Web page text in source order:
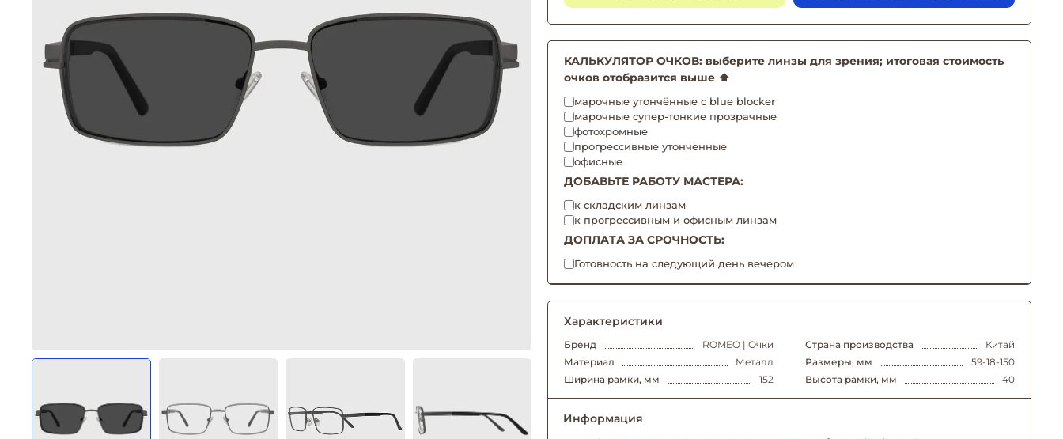
КАЛЬКУЛЯТОР ОЧКОВ: выберите линзы для зрения; итоговая стоимость
очков отобразится выше ⬆️
марочные утончённые с blue blocker
марочные супер-тонкие прозрачные
фотохромные
прогрессивные утонченные
офисные
ДОБАВЬТЕ РАБОТУ МАСТЕРА:
к складским линзам
к прогрессивным и офисным линзам
ДОПЛАТА ЗА СРОЧНОСТЬ:
Готовность на следующий день вечером
Характеристики
Бренд ROMEO | Очки Страна производства
Китай
Материал
Металл Размеры, мм
59-18-150
Ширина рамки, мм
152 Высота рамки, мм 40
Информация